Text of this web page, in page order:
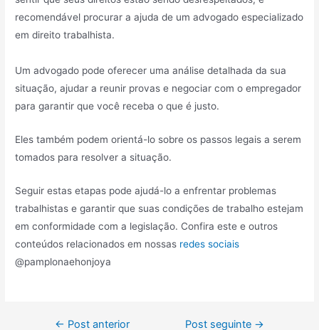
recomendável procurar a ajuda de um advogado especializado
em direito trabalhista.
Um advogado pode oferecer uma análise detalhada da sua
situação, ajudar a reunir provas e negociar com o empregador
para garantir que você receba o que é justo.
Eles também podem orientá-lo sobre os passos legais a serem
tomados para resolver a situação.
Seguir estas etapas pode ajudá-lo a enfrentar problemas
trabalhistas e garantir que suas condições de trabalho estejam
em conformidade com a legislação. Confira este e outros
conteúdos relacionados em nossas redes sociais
@pamplonaehonjoya
← Post anterior Post seguinte →